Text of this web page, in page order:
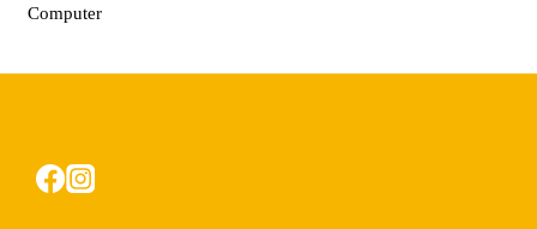
Computer